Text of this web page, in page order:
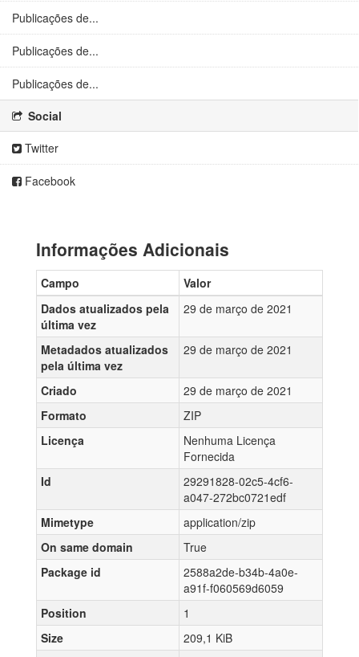
Publicações de...
Publicações de...
Publicações de...
Social
Twitter
Facebook
Informações Adicionais
Campo
Valor
Dados atualizados pela
última vez
29 de março de 2021
Metadados atualizados
pela última vez
29 de março de 2021
Criado
29 de março de 2021
Formato
ZIP
Licença
Nenhuma Licença
Fornecida
Id
29291828-02c5-4cf6-
a047-272bc0721edf
Mimetype
application/zip
On same domain
True
Package id
2588a2de-b34b-4a0e-
a91f-f060569d6059
Position
1
Size
209,1 KiB